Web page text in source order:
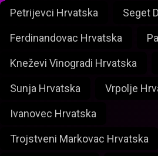
Petrijevci Hrvatska Seget
Ferdinandovac Hrvatska
Kneževi Vinogradi Hrvatska
Sunja Hrvatska Vrpolje
Ivanovec Hrvatska
Trojstveni Markovac Hrvatska